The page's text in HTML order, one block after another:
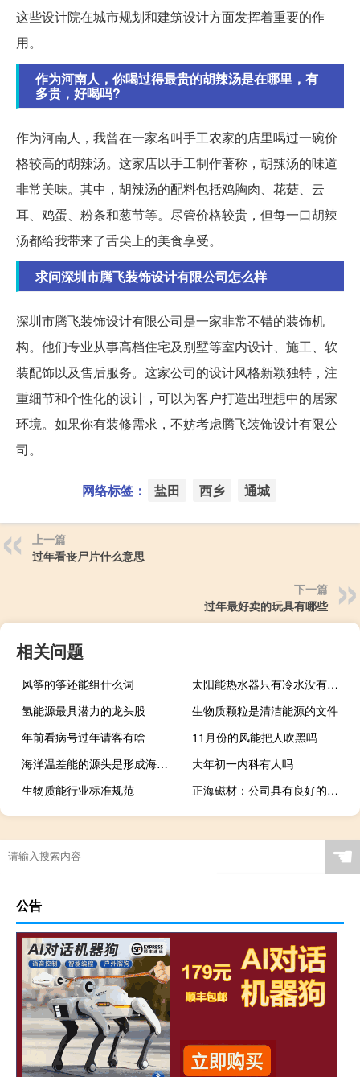
这些设计院在城市规划和建筑设计方面发挥着重要的作
用。
作为河南人，你喝过得最贵的胡辣汤是在哪里，有
多贵，好喝吗?
作为河南人，我曾在一家名叫手工农家的店里喝过一碗价
格较高的胡辣汤。这家店以手工制作著称，胡辣汤的味道
非常美味。其中，胡辣汤的配料包括鸡胸肉、花菇、云
耳、鸡蛋、粉条和葱节等。尽管价格较贵，但每一口胡辣
汤都给我带来了舌尖上的美食享受。
求问深圳市腾飞装饰设计有限公司怎么样
深圳市腾飞装饰设计有限公司是一家非常不错的装饰机
构。他们专业从事高档住宅及别墅等室内设计、施工、软
装配饰以及售后服务。这家公司的设计风格新颖独特，注
重细节和个性化的设计，可以为客户打造出理想中的居家
环境。如果你有装修需求，不妨考虑腾飞装饰设计有限公
司。
网络标签： 盐田 西乡 通城
上一篇
过年看丧尸片什么意思
下一篇
过年最好卖的玩具有哪些
相关问题
风筝的筝还能组什么词
太阳能热水器只有冷水没有热水是什么原因
氢能源最具潜力的龙头股
生物质颗粒是清洁能源的文件
年前看病号过年请客有啥
11月份的风能把人吹黑吗
海洋温差能的源头是形成海洋温差能的源头是
大年初一内科有人吗
生物质能行业标准规范
正海磁材：公司具有良好的商业生态已形成汽车市场占比约七成（其中节能与新能源汽车占比约五成）
☚
公告